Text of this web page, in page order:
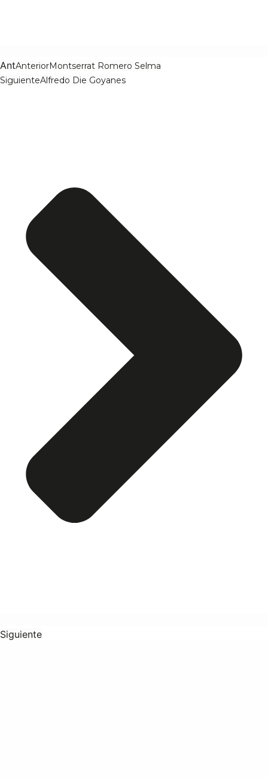
AntAnteriorMontserrat Romero Selma
SiguienteAlfredo Die Goyanes
Siguiente